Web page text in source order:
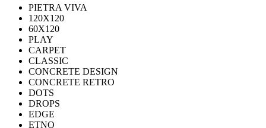
PIETRA VIVA
120X120
60Х120
PLAY
CARPET
CLASSIC
CONCRETE DESIGN
CONCRETE RETRO
DOTS
DROPS
EDGE
ETNO